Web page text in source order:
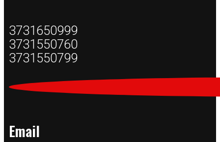
3731650999
3731550760
3731550799
Email